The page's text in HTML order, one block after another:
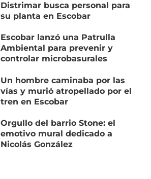
Distrimar busca personal para
su planta en Escobar
Escobar lanzó una Patrulla
Ambiental para prevenir y
controlar microbasurales
Un hombre caminaba por las
vías y murió atropellado por el
tren en Escobar
Orgullo del barrio Stone: el
emotivo mural dedicado a
Nicolás González